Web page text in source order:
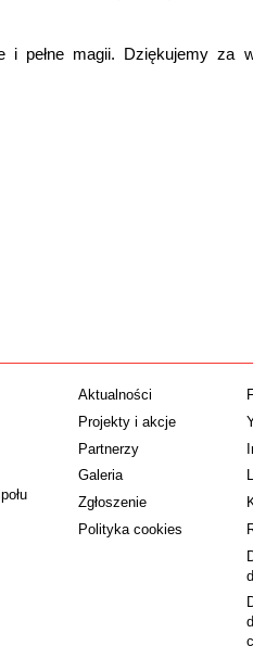
i pełne magii. Dziękujemy za
Aktualności
Projekty i akcje
Partnerzy
Galeria
Zgłoszenie
Polityka cookies